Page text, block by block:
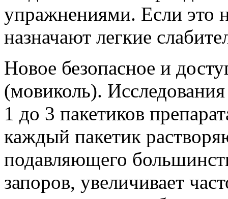
упражнениями. Если это
назначают легкие
Новое безопасное и
(мовиколь).
1 до 3 пакетиков
каждый пакетик
подавляющего
запоров, увеличивает